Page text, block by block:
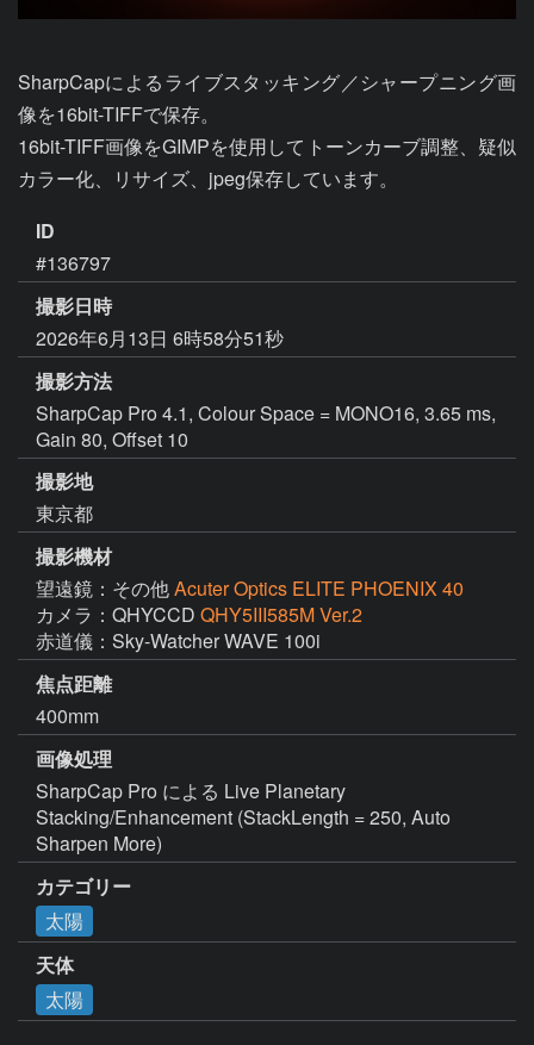
SharpCapによるライブスタッキング／シャープニング画
像を16bit-TIFFで保存。
16bit-TIFF画像をGIMPを使用してトーンカーブ調整、疑似
カラー化、リサイズ、jpeg保存しています。
ID
#136797
撮影日時
2026年6月13日 6時58分51秒
撮影方法
SharpCap Pro 4.1, Colour Space = MONO16, 3.65 ms,
Gain 80, Offset 10
撮影地
東京都
撮影機材
望遠鏡：その他Acuter Optics ELITE PHOENIX 40
カメラ：QHYCCD QHY5III585M Ver.2
赤道儀：Sky-Watcher WAVE 100i
焦点距離
400mm
画像処理
SharpCap Pro による Live Planetary
Stacking/Enhancement (StackLength = 250, Auto
Sharpen More)
カテゴリー
太陽
天体
太陽